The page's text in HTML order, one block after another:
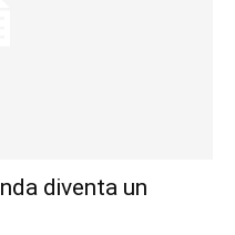
diventa un